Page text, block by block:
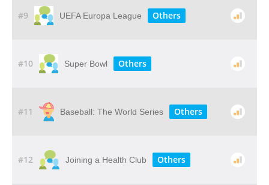
#9 UEFA Europa League Others
#10 Super Bowl Others
#11 Baseball: The World Series Others
#12 Joining a Health Club Others